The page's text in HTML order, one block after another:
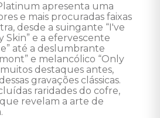
apresenta uma
e mais procuradas faixas
desde a suingante “I've
Skin” e a efervescente
até a deslumbrante
e melancólico “Only
destaques antes,
gravações clássicas.
raridades do cofre,
revelam a arte de